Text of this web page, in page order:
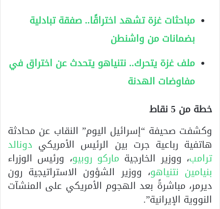
مباحثات غزة تشهد اختراقًا.. صفقة تبادلية
بضمانات من واشنطن
ملف غزة يتحرك.. نتنياهو يتحدث عن اختراق في
مفاوضات الهدنة
خطة من 5 نقاط
وكشفت صحيفة “إسرائيل اليوم” النقاب عن محادثة
هاتفية رباعية جرت بين الرئيس الأمريكي دونالد
ترامب، ووزير الخارجية ماركو روبيو، ورئيس الوزراء
بنيامين نتنياهو، ووزير الشؤون الاستراتيجية رون
ديرمر، مباشرةً بعد الهجوم الأمريكي على المنشآت
النووية الإيرانية”.